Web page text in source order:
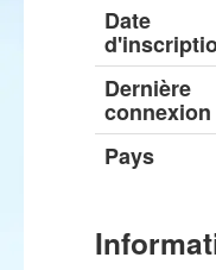
Date
Dernière
connexion
Pays